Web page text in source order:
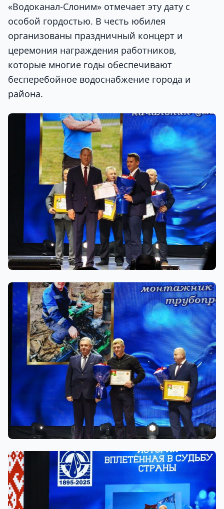
«Водоканал-Слоним» отмечает эту дату с
особой гордостью. В честь юбилея
организованы праздничный концерт и
церемония награждения работников,
которые многие годы обеспечивают
бесперебойное водоснабжение города и
района.